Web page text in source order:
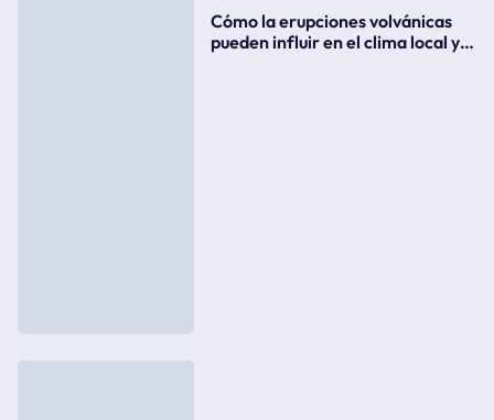
Cómo la erupciones volvánicas
pueden influir en el clima local y